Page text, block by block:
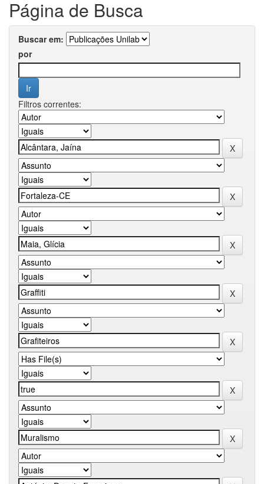
Página de Busca
Buscar em:
por
Filtros correntes: